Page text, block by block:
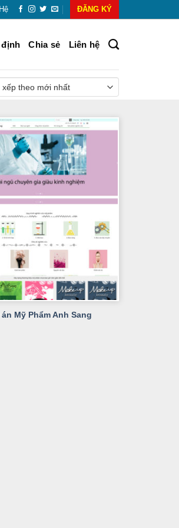
ĐĂNG KÝ
Chia sẻ Liên hệ
án Mỹ Phẩm Anh Sang